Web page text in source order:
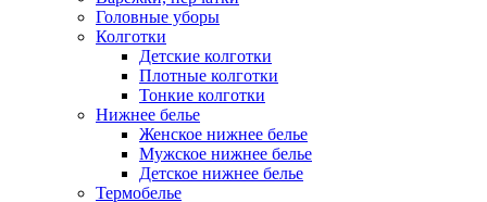
Головные уборы
Колготки
Детские колготки
Плотные колготки
Тонкие колготки
Нижнее белье
Женское нижнее белье
Мужское нижнее белье
Детское нижнее белье
Термобелье